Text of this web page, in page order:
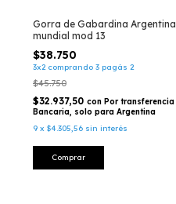
Gorra de Gabardina Argentina
mundial mod 13
$38.750
3x2 comprando 3 pagás 2
$45.750
$32.937,50 con Por transferencia
Bancaria, solo para Argentina
9 x $4.305,56 sin interés
Comprar